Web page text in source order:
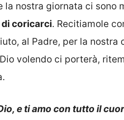
la nostra giornata ci sono
coricarci. Recitiamole
al Padre, per la
volendo ci porterà,
e ti amo con tutto il